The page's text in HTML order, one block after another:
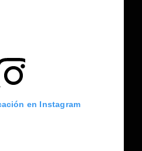
en Instagram